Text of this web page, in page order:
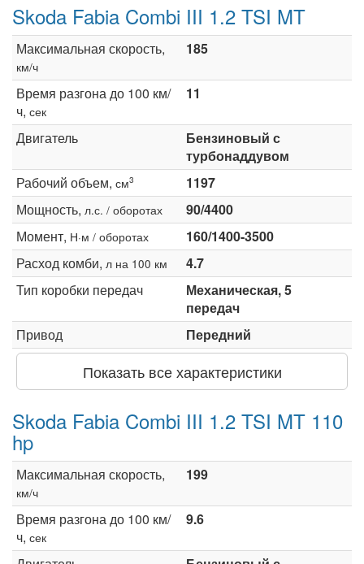
Skoda Fabia Combi III 1.2 TSI MT
Максимальная скорость,
км/ч
185
Время разгона до 100 км/
ч, сек
11
Двигатель
Бензиновый с
турбонаддувом
Рабочий объем, см3
1197
Мощность, л.с. / оборотах
90/4400
Момент, Н·м / оборотах
160/1400-3500
Расход комби, л на 100 км
4.7
Тип коробки передач
Механическая, 5
передач
Привод
Передний
Показать все характеристики
Skoda Fabia Combi III 1.2 TSI MT 110
hp
Максимальная скорость,
км/ч
199
Время разгона до 100 км/
ч, сек
9.6